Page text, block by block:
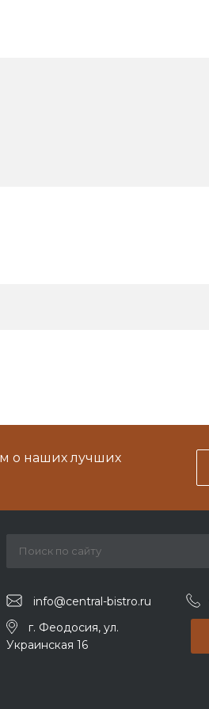
о наших лучших
info@central-bistro.ru
г. Феодосия, ул.
Украинская 16